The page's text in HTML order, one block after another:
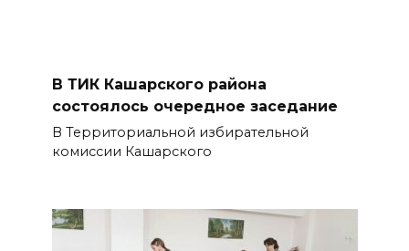
В ТИК Кашарского района
состоялось очередное заседание
В Территориальной избирательной
комиссии Кашарского